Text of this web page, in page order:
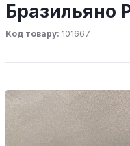
Бразильяно
Код товару: 101667